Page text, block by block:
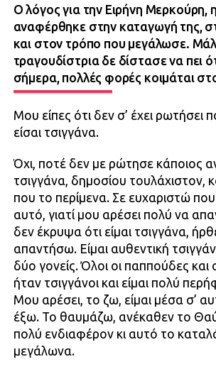
Ο λόγος για την Ειρήνη Μερκούρη,
αναφέρθηκε στην καταγωγή της,
και στον τρόπο που μεγάλωσε.
τραγουδίστρια δε δίστασε να πει
σήμερα, πολλές φορές κοιμάται
Μου είπες ότι δεν σ’ έχει ρωτήσει
είσαι τσιγγάνα.
Όχι, ποτέ δεν με ρώτησε κάποιος
τσιγγάνα, δημοσίου τουλάχιστον,
που το περίμενα. Σε ευχαριστώ που
αυτό, γιατί μου αρέσει πολύ να
δεν έκρυψα ότι είμαι τσιγγάνα,
απαντήσω. Είμαι αυθεντική
δύο γονείς. Όλοι οι παππούδες και
ήταν τσιγγάνοι και είμαι πολύ
Μου αρέσει, το ζω, είμαι μέσα σ’
έξω. Το θαυμάζω, ανέκαθεν το
πολύ ενδιαφέρον κι αυτό το
μεγάλωνα.